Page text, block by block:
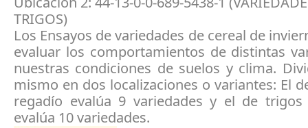
TRIGOS)
Los Ensayos de variedades de cereal de
evaluar los comportamientos de distintas
nuestras condiciones de suelos y clima.
mismo en dos localizaciones o variantes: El
regadío evalúa 9 variedades y el de
evalúa 10 variedades.